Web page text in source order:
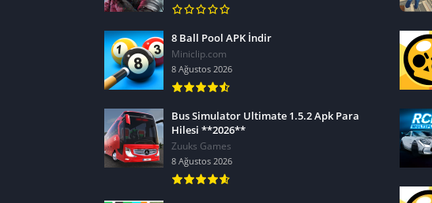
8 Ball Pool APK İndir
Miniclip.com
8 Ağustos 2026
Bus Simulator Ultimate 1.5.2 Apk Para
Hilesi **2026**
Zuuks Games
8 Ağustos 2026